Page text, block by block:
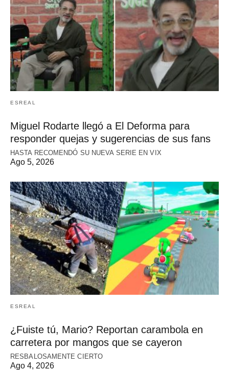
ESREAL
Miguel Rodarte llegó a El Deforma para
responder quejas y sugerencias de sus fans
HASTA RECOMENDÓ SU NUEVA SERIE EN VIX
Ago 5, 2026
ESREAL
¿Fuiste tú, Mario? Reportan carambola en
carretera por mangos que se cayeron
RESBALOSAMENTE CIERTO
Ago 4, 2026